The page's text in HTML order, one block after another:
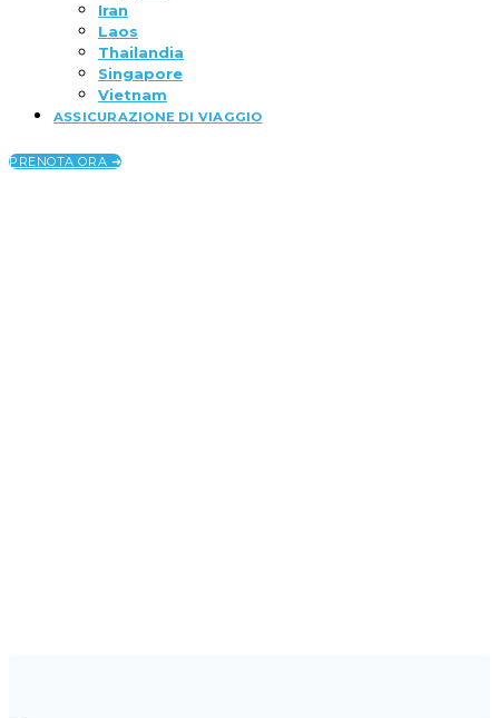
Iran
Laos
Thailandia
Singapore
Vietnam
ASSICURAZIONE DI VIAGGIO
PRENOTA ORA ➜